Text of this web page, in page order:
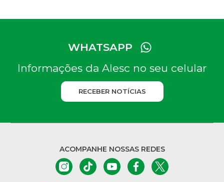
WHATSAPP
Informações da Alesc no seu celular
RECEBER NOTÍCIAS
ACOMPANHE NOSSAS REDES